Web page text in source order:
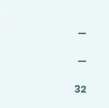
—
—
32